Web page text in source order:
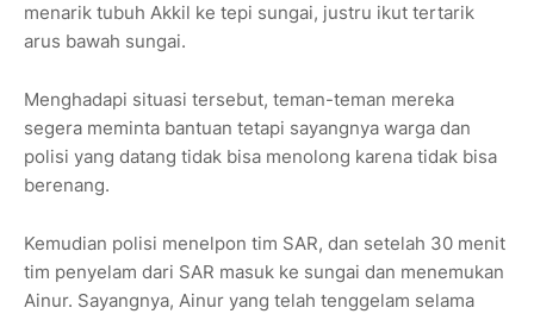
menarik tubuh Akkil ke tepi sungai, justru ikut tertarik
arus bawah sungai.
Menghadapi situasi tersebut, teman-teman mereka
segera meminta bantuan tetapi sayangnya warga dan
polisi yang datang tidak bisa menolong karena tidak bisa
berenang.
Kemudian polisi menelpon tim SAR, dan setelah 30 menit
tim penyelam dari SAR masuk ke sungai dan menemukan
Ainur. Sayangnya, Ainur yang telah tenggelam selama